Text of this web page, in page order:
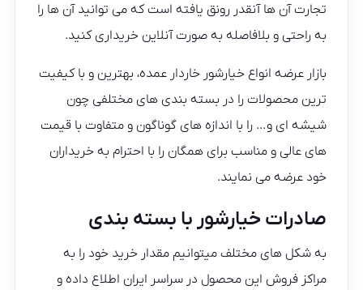
تجارت آن ها آنقدر رونق یافته است که می توانید آن ها را
به راحتی و بلافاصله به صورت آنلاین خریداری کنید.
بازار عرضه انواع خیارشور خاردار عمده، بهترین و با کیفیت
ترین محصولات را در بسته بندی های مختلفی چون
شیشه ای و… را با اندازه های گوناگون و متفاوت با قیمت
های عالی و مناسب برای همگان را با احترام به خریداران
خود عرضه می نمایند.
صادرات خیارشور با بسته بندی
به شکل های مختلف میتوانیم مقدار خرید خود را به
مراکز فروش این محصول در سراسر ایران اطلاع داده و